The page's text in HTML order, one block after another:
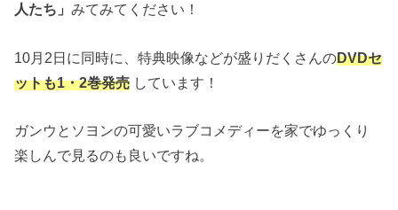
人たち」みてみてください！
10月2日に同時に、特典映像などが盛りだくさんのDVDセ
ットも1・2巻発売 しています！
ガンウとソヨンの可愛いラブコメディーを家でゆっくり
楽しんで見るのも良いですね。